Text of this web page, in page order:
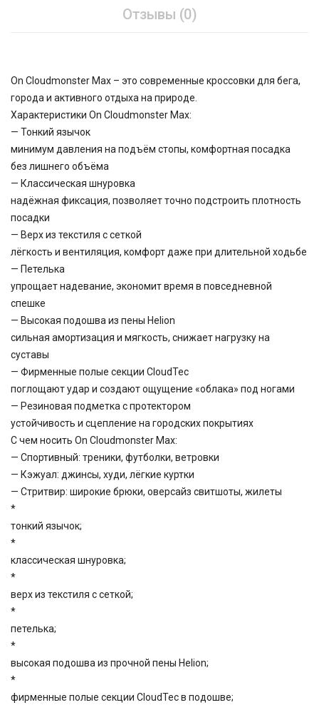
Отзывы (0)
On Cloudmonster Max – это современные кроссовки для бега,
города и активного отдыха на природе.
Характеристики On Cloudmonster Max:
— Тонкий язычок
минимум давления на подъём стопы, комфортная посадка
без лишнего объёма
— Классическая шнуровка
надёжная фиксация, позволяет точно подстроить плотность
посадки
— Верх из текстиля с сеткой
лёгкость и вентиляция, комфорт даже при длительной ходьбе
— Петелька
упрощает надевание, экономит время в повседневной
спешке
— Высокая подошва из пены Helion
сильная амортизация и мягкость, снижает нагрузку на
суставы
— Фирменные полые секции CloudTec
поглощают удар и создают ощущение «облака» под ногами
— Резиновая подметка с протектором
устойчивость и сцепление на городских покрытиях
С чем носить On Cloudmonster Max:
— Спортивный: треники, футболки, ветровки
— Кэжуал: джинсы, худи, лёгкие куртки
— Стритвир: широкие брюки, оверсайз свитшоты, жилеты
*
тонкий язычок;
*
классическая шнуровка;
*
верх из текстиля с сеткой;
*
петелька;
*
высокая подошва из прочной пены Helion;
*
фирменные полые секции CloudTec в подошве;